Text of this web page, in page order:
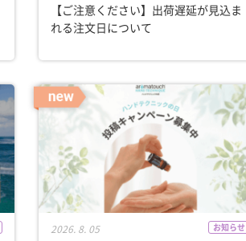
【ご注意ください】出荷遅延が見込ま
れる注文日について
2026. 8. 05 お知らせ